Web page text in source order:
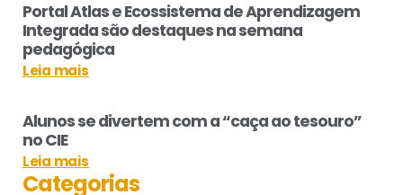
Portal Atlas e Ecossistema de Aprendizagem
Integrada são destaques na semana
pedagógica
Leia mais
Alunos se divertem com a “caça ao tesouro”
no CIE
Leia mais
Categorias